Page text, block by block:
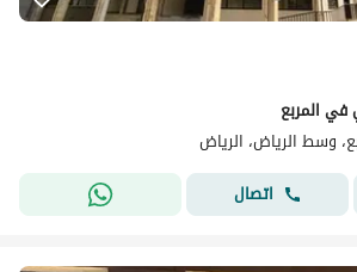
في المربع
وسط الرياض، الرياض
اتصال